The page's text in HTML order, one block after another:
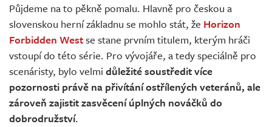
Půjdeme na to pěkně pomalu. Hlavně pro českou a
slovenskou herní základnu se mohlo stát, že Horizon
Forbidden Westse stane prvním titulem, kterým hráči
vstoupí do této série. Pro vývojáře, a tedy speciálně pro
scenáristy, bylo velmi důležité soustředit více
pozornosti právě na přivítání ostřílených veteránů, ale
zároveň zajistit zasvěcení úplných nováčků do
dobrodružství.